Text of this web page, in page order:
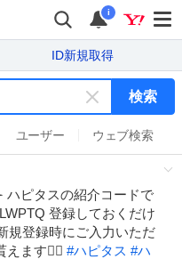
i
ID新規取得
キ
ー
ワ
ド
を
消
す
検索
ユーザー ウェブ検索
ピタスの紹介コードで
登録しておくだけ
規登録時にご入力いただ
えます❤️‍🔥 #ハピタス #ハ